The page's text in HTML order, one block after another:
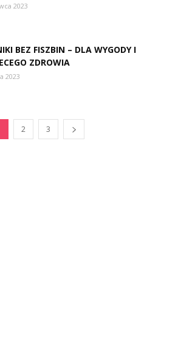
2023
BEZ FISZBIN – DLA WYGODY I
ZDROWIA
2023
2 3